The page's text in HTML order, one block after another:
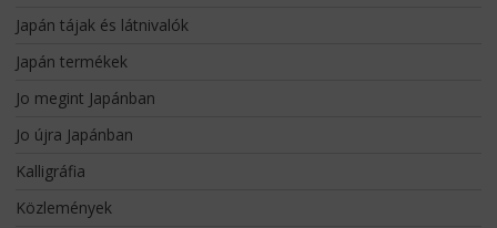
Japán tájak és látnivalók
Japán termékek
Jo megint Japánban
Jo újra Japánban
Kalligráfia
Közlemények